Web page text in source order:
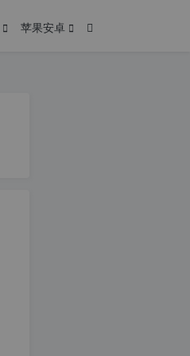
苹果安卓